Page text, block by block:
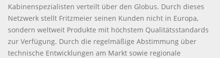
Kabinenspezialisten verteilt über den Globus. Durch dieses
Netzwerk stellt Fritzmeier seinen Kunden nicht in Europa,
sondern weltweit Produkte mit höchstem Qualitätsstandards
zur Verfügung. Durch die regelmäßige Abstimmung über
technische Entwicklungen am Markt sowie regionale